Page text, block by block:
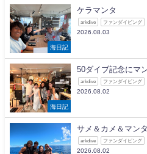
海日記
ケラマンタ
arkdive ファンダイビング
2026.08.03
海日記
50ダイブ記念にマ
arkdive ファンダイビング
2026.08.02
サメ＆カメ＆マン
arkdive ファンダイビング
2026.08.02